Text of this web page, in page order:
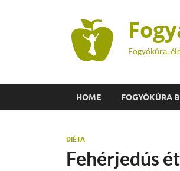
Fogyókúra,
HOME FOGYÓKÚRA
DIÉTA
Fehérjedús